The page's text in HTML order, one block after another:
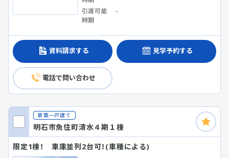
引渡可能
時期
-
資料請求する 見学予約する
電話で問い合わせ
新築一戸建て
明石市魚住町清水４期１棟
限定1棟！ 車庫並列2台可！(車種による)